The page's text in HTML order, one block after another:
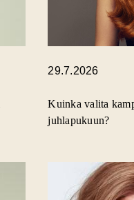
29.7.2026
Kuinka valita
juhlapukuun?